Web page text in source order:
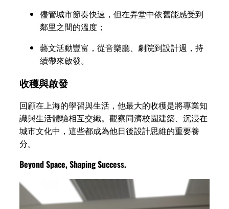
儘管城市節奏快速，但在弄堂中依舊能感受到
鄰里之間的溫度；
藝文活動豐富，從音樂廳、劇院到設計週，持
續帶來啟發。
收穫與啟發
回顧在上海的學習與生活，他最大的收穫是將專業知
識與生活體驗相互交織。觀察同濟校園建築、沉浸在
城市文化中，這些都成為他日後設計思維的重要養
分。
Beyond Space, Shaping Success.